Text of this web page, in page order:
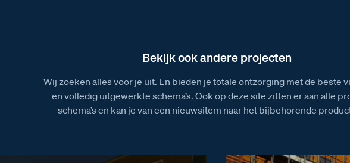
Bekijk ook andere projecten
Wij zoeken alles voor je uit. En bieden je totale ontzorging met de beste
en volledig uitgewerkte schema’s. Ook op deze site zitten er aan alle
schema’s en kan je van een nieuwsitem naar het bijbehorende